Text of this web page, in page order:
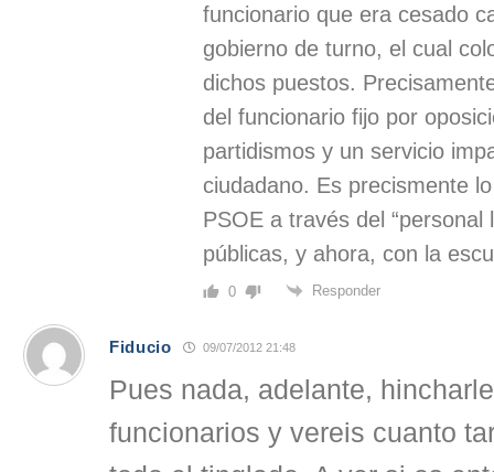
funcionario que era cesado
gobierno de turno, el cual
dichos puestos.
del funcionario fijo por
partidismos y un servicio
ciudadano. Es precismente
PSOE a través del “personal
públicas, y ahora, con la
0 Responder
Fiducio 09/07/2012 21:48
Pues nada, adelante,
funcionarios y vereis cuanto